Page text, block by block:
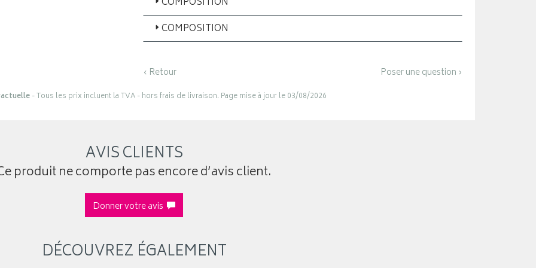
COMPOSITION
‹ Retour Poser une question ›
- Tous les prix incluent la TVA - hors frais de livraison. Page mise à jour le 03/08/2026
AVIS CLIENTS
produit ne comporte pas encore d’avis client.
Donner votre avis
DÉCOUVREZ ÉGALEMENT